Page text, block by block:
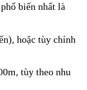
biến nhất là
hoặc tùy chỉnh
tùy theo nhu